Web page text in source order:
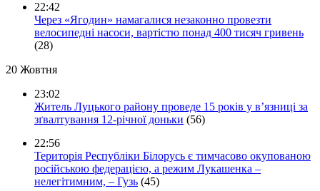
22:42
Через «Ягодин» намагалися незаконно провезти
велосипедні насоси, вартістю понад 400 тисяч гривень
(28)
20 Жовтня
23:02
Житель Луцького району проведе 15 років у в’язниці за
зґвалтування 12-річної доньки (56)
22:56
Територія Республіки Білорусь є тимчасово окупованою
російською федерацією, а режим Лукашенка –
нелегітимним, – Гузь (45)